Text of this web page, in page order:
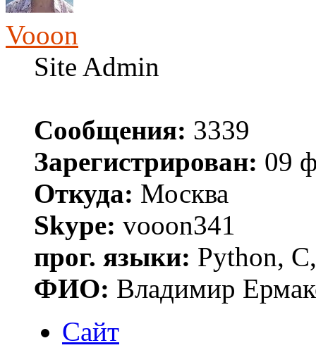
Vooon
Site Admin
Сообщения: 3339
Зарегистрирован: 09
Откуда: Москва
Skype: vooon341
прог. языки: Python,
ФИО: Владимир
Сайт